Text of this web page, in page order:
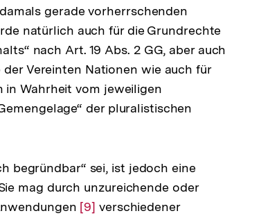
gerade vorherrschenden
natürlich auch für die Grundrechte
nach Art. 19 Abs. 2 GG, aber auch
Vereinten Nationen wie auch für
in Wahrheit vom jeweiligen
der pluralistischen
begründbar“ sei, ist jedoch eine
mag durch unzureichende oder
Zur
[9] verschiedener